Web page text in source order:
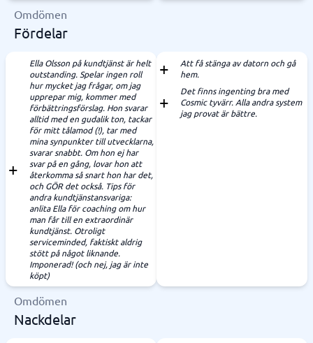
Omdömen
Fördelar
Ella Olsson på kundtjänst är helt
outstanding. Spelar ingen roll
hur mycket jag frågar, om jag
upprepar mig, kommer med
förbättringsförslag. Hon svarar
alltid med en gudalik ton, tackar
för mitt tålamod (!), tar med
mina synpunkter till utvecklarna,
svarar snabbt. Om hon ej har
svar på en gång, lovar hon att
återkomma så snart hon har det,
och GÖR det också. Tips för
andra kundtjänstansvariga:
anlita Ella för coaching om hur
man får till en extraordinär
kundtjänst. Otroligt
serviceminded, faktiskt aldrig
stött på något liknande.
Imponerad! (och nej, jag är inte
köpt)
Att få stänga av datorn och gå
hem.
Det finns ingenting bra med
Cosmic tyvärr. Alla andra system
jag provat är bättre.
Omdömen
Nackdelar